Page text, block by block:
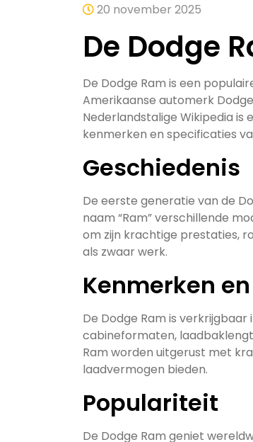
20 november 2025
De Dodge
De Dodge Ram is een
Amerikaanse automerk
Nederlandstalige Wikipedia is
kenmerken en specificaties
Geschiedenis
De eerste generatie van de
naam “Ram” verschillende
om zijn krachtige prestaties,
als zwaar werk.
Kenmerken
De Dodge Ram is
cabineformaten,
Ram worden uitgerust met
laadvermogen bieden.
Populariteit
De Dodge Ram geniet